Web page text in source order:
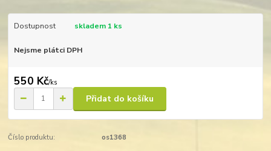
Dostupnost skladem 1 ks
Nejsme plátci DPH
550 Kč/ks
Přidat do košíku
Číslo produktu: os1368